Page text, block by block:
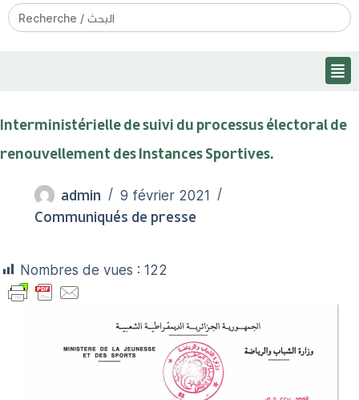
Search
for:
Interministérielle de suivi du processus électoral de
renouvellement des Instances Sportives.
admin 9 février 2021
Communiqués de presse
Nombres de vues : 122